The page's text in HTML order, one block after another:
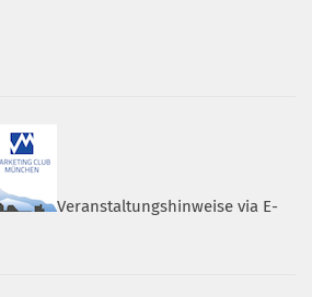
Veranstaltungshinweise via E-